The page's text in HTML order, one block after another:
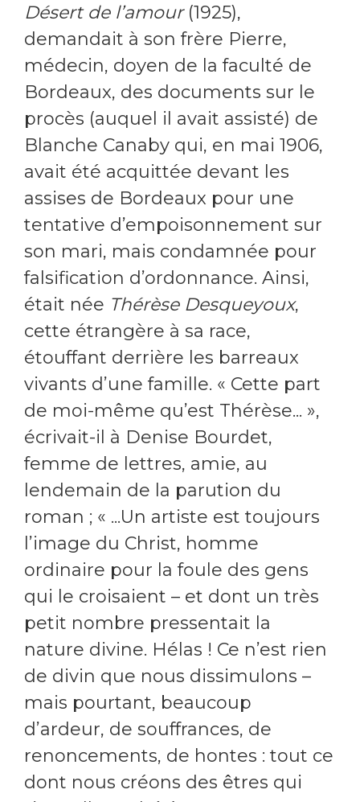
Désert de l’amour(1925),
demandait à son frère Pierre,
médecin, doyen de la faculté de
Bordeaux, des documents sur le
procès (auquel il avait assisté) de
Blanche Canaby qui, en mai 1906,
avait été acquittée devant les
assises de Bordeaux pour une
tentative d’empoisonnement sur
son mari, mais condamnée pour
falsification d’ordonnance. Ainsi,
était née Thérèse Desqueyoux,
cette étrangère à sa race,
étouffant derrière les barreaux
vivants d’une famille. « Cette part
de moi-même qu’est Thérèse... »,
écrivait-il à Denise Bourdet,
femme de lettres, amie, au
lendemain de la parution du
roman ; « ...Un artiste est toujours
l’image du Christ, homme
ordinaire pour la foule des gens
qui le croisaient – et dont un très
petit nombre pressentait la
nature divine. Hélas ! Ce n’est rien
de divin que nous dissimulons –
mais pourtant, beaucoup
d’ardeur, de souffrances, de
renoncements, de hontes : tout ce
dont nous créons des êtres qui